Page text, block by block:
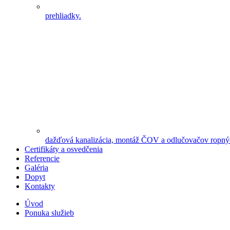
prehliadky.
dažďová kanalizácia, montáž ČOV a odlučovačov
Certifikáty a osvedčenia
Referencie
Galéria
Dopyt
Kontakty
Úvod
Ponuka služieb